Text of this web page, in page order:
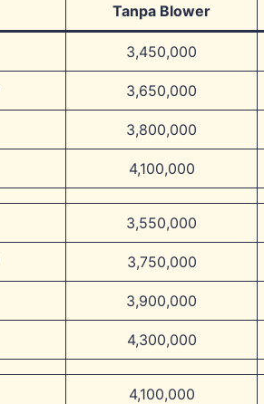
Tanpa Blower
3,450,000
3,650,000
3,800,000
4,100,000
3,550,000
3,750,000
3,900,000
4,300,000
4,100,000